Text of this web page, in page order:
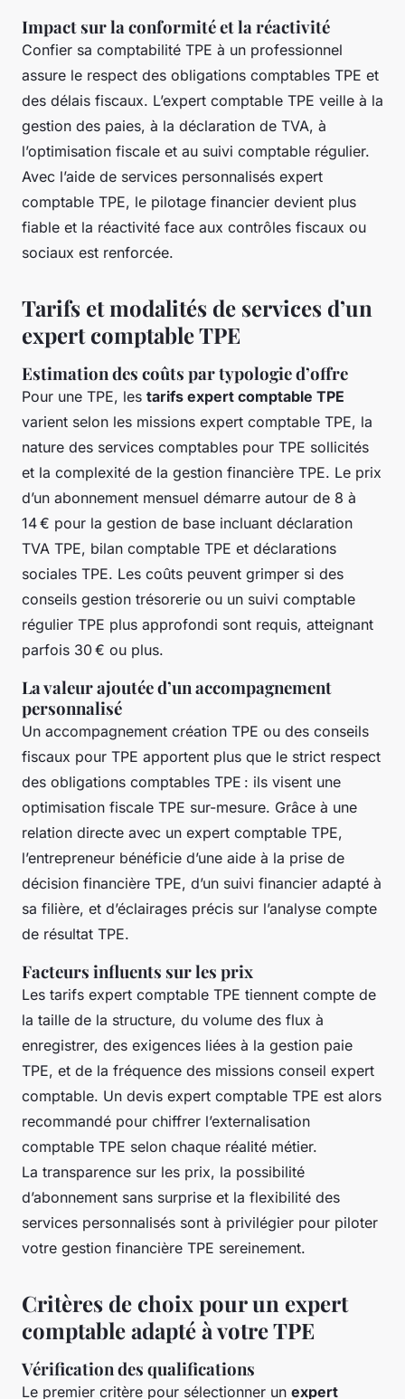
Impact sur la conformité et la réactivité
Confier sa comptabilité TPE à un professionnel
assure le respect des obligations comptables TPE et
des délais fiscaux. L’expert comptable TPE veille à la
gestion des paies, à la déclaration de TVA, à
l’optimisation fiscale et au suivi comptable régulier.
Avec l’aide de services personnalisés expert
comptable TPE, le pilotage financier devient plus
fiable et la réactivité face aux contrôles fiscaux ou
sociaux est renforcée.
Tarifs et modalités de services d’un
expert comptable TPE
Estimation des coûts par typologie d’offre
Pour une TPE, les tarifs expert comptable TPE
varient selon les missions expert comptable TPE, la
nature des services comptables pour TPE sollicités
et la complexité de la gestion financière TPE. Le prix
d’un abonnement mensuel démarre autour de 8 à
14 € pour la gestion de base incluant déclaration
TVA TPE, bilan comptable TPE et déclarations
sociales TPE. Les coûts peuvent grimper si des
conseils gestion trésorerie ou un suivi comptable
régulier TPE plus approfondi sont requis, atteignant
parfois 30 € ou plus.
La valeur ajoutée d’un accompagnement
personnalisé
Un accompagnement création TPE ou des conseils
fiscaux pour TPE apportent plus que le strict respect
des obligations comptables TPE : ils visent une
optimisation fiscale TPE sur-mesure. Grâce à une
relation directe avec un expert comptable TPE,
l’entrepreneur bénéficie d’une aide à la prise de
décision financière TPE, d’un suivi financier adapté à
sa filière, et d’éclairages précis sur l’analyse compte
de résultat TPE.
Facteurs influents sur les prix
Les tarifs expert comptable TPE tiennent compte de
la taille de la structure, du volume des flux à
enregistrer, des exigences liées à la gestion paie
TPE, et de la fréquence des missions conseil expert
comptable. Un devis expert comptable TPE est alors
recommandé pour chiffrer l’externalisation
comptable TPE selon chaque réalité métier.
La transparence sur les prix, la possibilité
d’abonnement sans surprise et la flexibilité des
services personnalisés sont à privilégier pour piloter
votre gestion financière TPE sereinement.
Critères de choix pour un expert
comptable adapté à votre TPE
Vérification des qualifications
Le premier critère pour sélectionner un expert